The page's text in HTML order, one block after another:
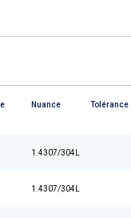
Nuance Tolérance
1.4307/304L
1.4307/304L